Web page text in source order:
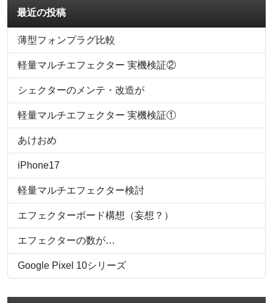
最近の投稿
薄型フォンプラグ比較
軽量マルチエフェクター 実機検証②
シェクターのメンテ・改造が
軽量マルチエフェクター 実機検証①
あけおめ
iPhone17
軽量マルチエフェクター検討
エフェクターボード構想（妄想？）
エフェクターの数が…
Google Pixel 10シリーズ